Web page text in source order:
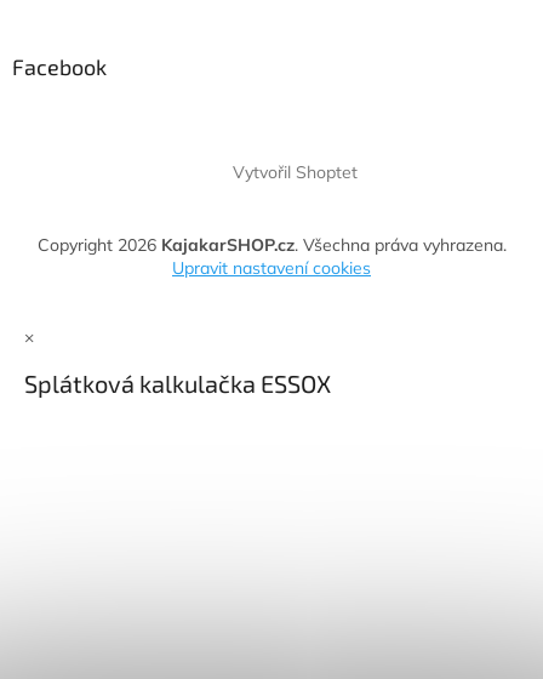
Facebook
Vytvořil Shoptet
Copyright 2026 KajakarSHOP.cz. Všechna práva vyhrazena.
Upravit nastavení cookies
×
Splátková kalkulačka ESSOX